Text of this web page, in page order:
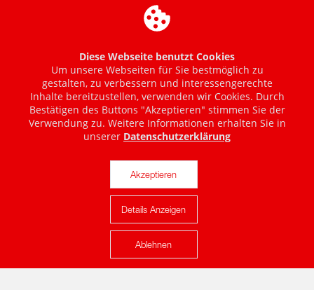
Karte anzeigen
Diese Webseite benutzt Cookies
Um unsere Webseiten für Sie bestmöglich zu
gestalten, zu verbessern und interessengerechte
Inhalte bereitzustellen, verwenden wir Cookies. Durch
Bestätigen des Buttons "Akzeptieren" stimmen Sie der
Verwendung zu. Weitere Informationen erhalten Sie in
unserer Datenschutzerklärung
Akzeptieren
Details Anzeigen
Ablehnen